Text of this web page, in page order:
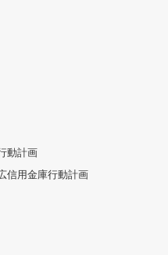
動計画
信用金庫行動計画